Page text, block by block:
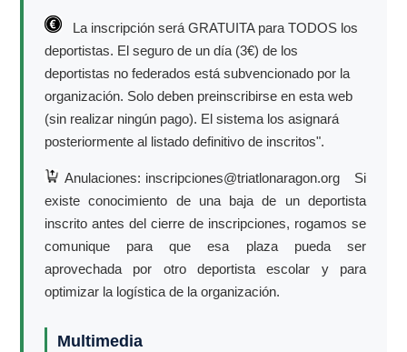
La inscripción será GRATUITA para TODOS los
deportistas. El seguro de un día (3€) de los
deportistas no federados está subvencionado por la
organización. Solo deben preinscribirse en esta web
(sin realizar ningún pago). El sistema los asignará
posteriormente al listado definitivo de inscritos".
Anulaciones: inscripciones@triatlonaragon.org Si
existe conocimiento de una baja de un deportista
inscrito antes del cierre de inscripciones, rogamos se
comunique para que esa plaza pueda ser
aprovechada por otro deportista escolar y para
optimizar la logística de la organización.
Multimedia